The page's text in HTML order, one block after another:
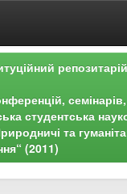
студентська
та
(2011)